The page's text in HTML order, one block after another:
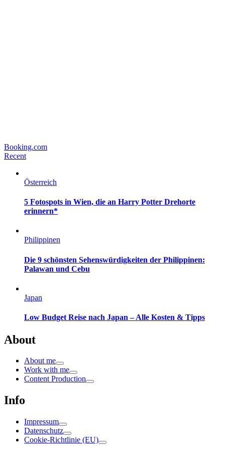
Booking.com
Recent
Österreich
5 Fotospots in Wien, die an Harry Potter Drehorte
erinnern*
Philippinen
Die 9 schönsten Sehenswürdigkeiten der Philippinen:
Palawan und Cebu
Japan
Low Budget Reise nach Japan – Alle Kosten & Tipps
About
About me
Work with me
Content Production
Info
Impressum
Datenschutz
Cookie-Richtlinie (EU)